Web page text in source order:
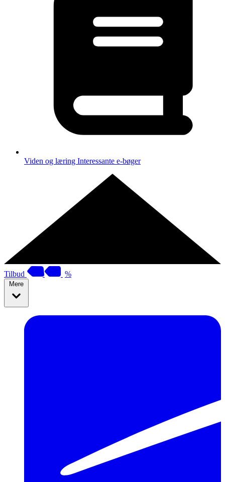
Viden og læring Interessante e-bøger
Tilbud %
Mere